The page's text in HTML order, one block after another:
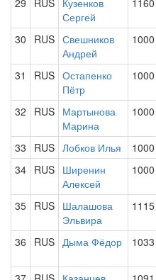
29 RUS Кузенков
Сергей
1160
30 RUS Свешников
Андрей
1000
31 RUS Остапенко
Пётр
1000
32 RUS Мартынова
Марина
1000
33 RUS Лобков Илья 1000
34 RUS Ширенин
Алексей
1000
35 RUS Шалашова
Эльвира
1115
36 RUS Дыма Фёдор 1033